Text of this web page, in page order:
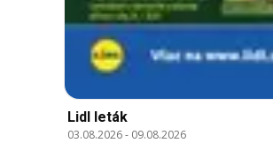
Lidl leták
03.08.2026- 09.08.2026